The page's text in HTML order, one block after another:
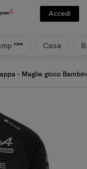
Accedi
new Casa
- Maglie gioco